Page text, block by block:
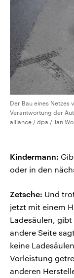
Der Bau eines Netzes
Verantwortung der
alliance / dpa / Jan
Kindermann:
oder in den
Zetsche: Und
jetzt mit einem
Ladesäulen,
andere Seite
keine
Vorleistung
anderen